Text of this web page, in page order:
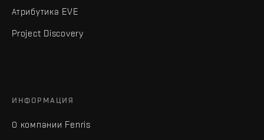
Атрибутика EVE
Project Discovery
ИНФОРМАЦИЯ
О компании Fenris